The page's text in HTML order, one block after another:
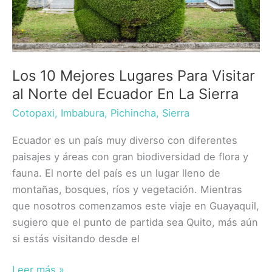
Los 10 Mejores Lugares Para Visitar
al Norte del Ecuador En La Sierra
Cotopaxi, Imbabura, Pichincha, Sierra
Ecuador es un país muy diverso con diferentes
paisajes y áreas con gran biodiversidad de flora y
fauna. El norte del país es un lugar lleno de
montañas, bosques, ríos y vegetación. Mientras
que nosotros comenzamos este viaje en Guayaquil,
sugiero que el punto de partida sea Quito, más aún
si estás visitando desde el
Los